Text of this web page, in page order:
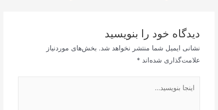
دیدگاه‌ خود را بنویسید
نشانی ایمیل شما منتشر نخواهد شد. بخش‌های موردنیاز
علامت‌گذاری شده‌اند *
بنویسید…